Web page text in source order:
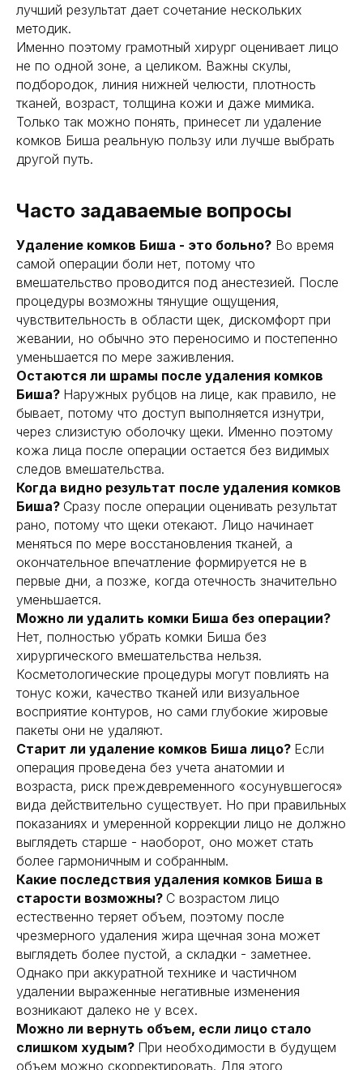
лучший результат дает сочетание нескольких
методик.
Именно поэтому грамотный хирург оценивает лицо
не по одной зоне, а целиком. Важны скулы,
подбородок, линия нижней челюсти, плотность
тканей, возраст, толщина кожи и даже мимика.
Только так можно понять, принесет ли удаление
комков Биша реальную пользу или лучше выбрать
другой путь.
Часто задаваемые вопросы
Удаление комков Биша - это больно? Во время
самой операции боли нет, потому что
вмешательство проводится под анестезией. После
процедуры возможны тянущие ощущения,
чувствительность в области щек, дискомфорт при
жевании, но обычно это переносимо и постепенно
уменьшается по мере заживления.
Остаются ли шрамы после удаления комков
Биша? Наружных рубцов на лице, как правило, не
бывает, потому что доступ выполняется изнутри,
через слизистую оболочку щеки. Именно поэтому
кожа лица после операции остается без видимых
следов вмешательства.
Когда видно результат после удаления комков
Биша? Сразу после операции оценивать результат
рано, потому что щеки отекают. Лицо начинает
меняться по мере восстановления тканей, а
окончательное впечатление формируется не в
первые дни, а позже, когда отечность значительно
уменьшается.
Можно ли удалить комки Биша без операции?
Нет, полностью убрать комки Биша без
хирургического вмешательства нельзя.
Косметологические процедуры могут повлиять на
тонус кожи, качество тканей или визуальное
восприятие контуров, но сами глубокие жировые
пакеты они не удаляют.
Старит ли удаление комков Биша лицо? Если
операция проведена без учета анатомии и
возраста, риск преждевременного «осунувшегося»
вида действительно существует. Но при правильных
показаниях и умеренной коррекции лицо не должно
выглядеть старше - наоборот, оно может стать
более гармоничным и собранным.
Какие последствия удаления комков Биша в
старости возможны? С возрастом лицо
естественно теряет объем, поэтому после
чрезмерного удаления жира щечная зона может
выглядеть более пустой, а складки - заметнее.
Однако при аккуратной технике и частичном
удалении выраженные негативные изменения
возникают далеко не у всех.
Можно ли вернуть объем, если лицо стало
слишком худым? При необходимости в будущем
объем можно скорректировать. Для этого
Похожиестатьи